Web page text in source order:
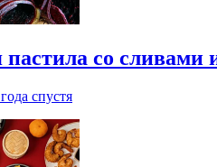
пастила со
спустя